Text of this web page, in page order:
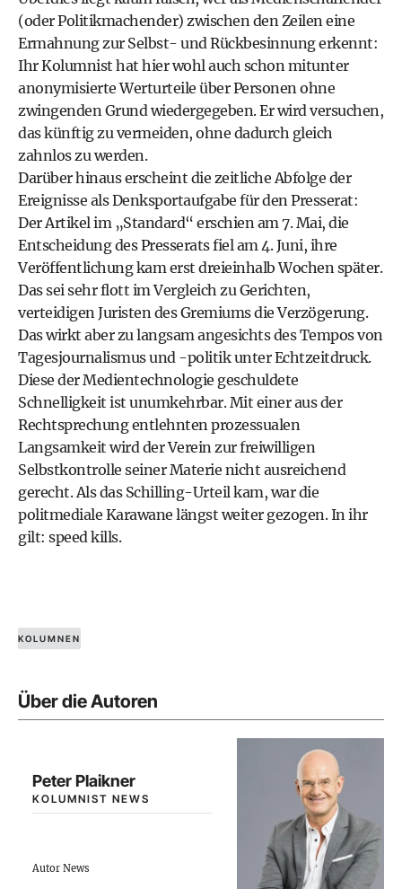
(oder Politikmachender) zwischen den Zeilen eine
Ermahnung zur Selbst- und Rückbesinnung erkennt:
Ihr Kolumnist hat hier wohl auch schon mitunter
anonymisierte Werturteile über Personen ohne
zwingenden Grund wiedergegeben. Er wird versuchen,
das künftig zu vermeiden, ohne dadurch gleich
zahnlos zu werden.
Darüber hinaus erscheint die zeitliche Abfolge der
Ereignisse als Denksportaufgabe für den Presserat:
Der Artikel im „Standard“ erschien am 7. Mai, die
Entscheidung des Presserats fiel am 4. Juni, ihre
Veröffentlichung kam erst dreieinhalb Wochen später.
Das sei sehr flott im Vergleich zu Gerichten,
verteidigen Juristen des Gremiums die Verzögerung.
Das wirkt aber zu langsam angesichts des Tempos von
Tagesjournalismus und -politik unter Echtzeitdruck.
Diese der Medientechnologie geschuldete
Schnelligkeit ist unumkehrbar. Mit einer aus der
Rechtsprechung entlehnten prozessualen
Langsamkeit wird der Verein zur freiwilligen
Selbstkontrolle seiner Materie nicht ausreichend
gerecht. Als das Schilling-Urteil kam, war die
politmediale Karawane längst weiter gezogen. In ihr
gilt: speed kills.
KOLUMNEN
Über die Autoren
Peter Plaikner
KOLUMNIST NEWS
Autor News